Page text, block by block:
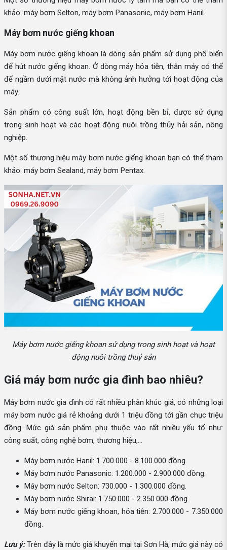
khảo: máy bơm Selton, máy bơm Panasonic, máy bơm Hanil.
Máy bơm nước giếng khoan
Máy bơm nước giếng khoan là dòng sản phẩm sử dụng phổ biến
để hút nước giếng khoan. Ở dòng máy hỏa tiễn, thân máy có thể
để ngầm dưới mặt nước mà không ảnh hưởng tới hoạt động của
máy.
Sản phẩm có công suất lớn, hoạt động bền bỉ, được sử dụng
trong sinh hoạt và các hoạt động nuôi trồng thủy hải sản, nông
nghiệp.
Một số thương hiệu máy bơm nước giếng khoan bạn có thể tham
khảo: máy bơm Sealand, máy bơm Pentax.
Máy bơm nước giếng khoan sử dụng trong sinh hoạt và hoạt
động nuôi trồng thuỷ sản
Giá máy bơm nước gia đình bao nhiêu?
Máy bơm nước gia đình có rất nhiều phân khúc giá, có những loại
máy bơm nước giá rẻ khoảng dưới 1 triệu đồng tới gần chục triệu
đồng. Mức giá sản phẩm phụ thuộc vào rất nhiều yếu tố như:
công suất, công nghệ bơm, thương hiệu,...
Máy bơm nước Hanil: 1.700.000 - 8.100.000 đồng.
Máy bơm nước Panasonic: 1.200.000 - 2.900.000 đồng.
Máy bơm nước Selton: 730.000 - 1.300.000 đồng.
Máy bơm nước Shirai: 1.750.000 - 2.350.000 đồng.
Máy bơm nước giếng khoan, hỏa tiễn: 2.700.000 - 7.350.000
đồng.
Lưu ý:Trên đây là mức giá khuyến mại tại Sơn Hà, mức giá này có